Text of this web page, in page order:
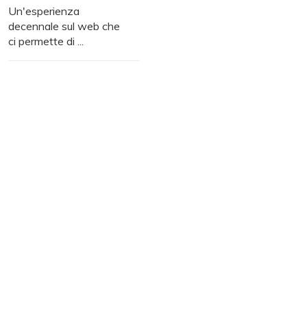
Un'esperienza
decennale sul web che
ci permette di ...